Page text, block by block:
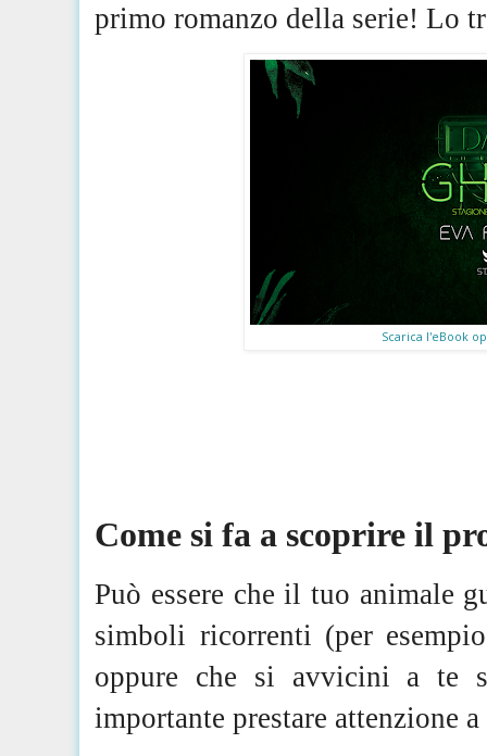
primo romanzo della serie! Lo
Scarica l'eBook
Come si fa a scoprire il
Può essere cheil tuo animale
simboli ricorrenti (per
oppure che si avvicini a te
importante prestare attenzione